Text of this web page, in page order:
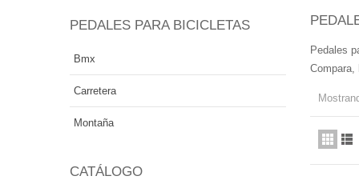
PEDALES PARA BICICLETAS
Bmx
Carretera
Montaña
CATÁLOGO
Pedales
Compara,